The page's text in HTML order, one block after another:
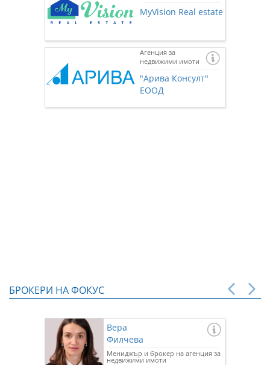
MyVision Real estate
Агенция за
недвижими имоти
"Арива Консулт"
ЕООД
БРОКЕРИ НА ФОКУС
Вера
Филчева
Мениджър и брокер на агенция за
недвижими имоти